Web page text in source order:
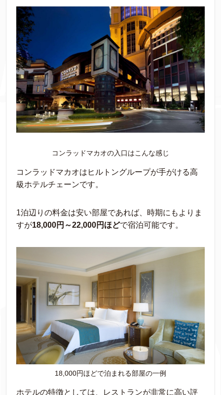
コンラッドマカオの入口はこんな感じ
コンラッドマカオはヒルトングループが手がける高
級ホテルチェーンです。
1泊辺りの料金は安い部屋であれば、時期にもよりま
すが18,000円～22,000円ほどで宿泊可能です。
18,000円ほどで泊まれる部屋の一例
ホテルの特徴としては、レストランが非常に高い評